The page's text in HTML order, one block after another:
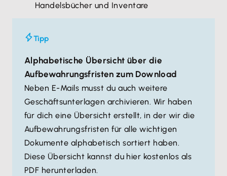
Handelsbücher und Inventare
Tipp
Alphabetische Übersicht über die
Aufbewahrungsfristen zum Download
Neben E-Mails musst du auch weitere
Geschäftsunterlagen archivieren. Wir haben
für dich eine Übersicht erstellt, in der wir die
Aufbewahrungsfristen für alle wichtigen
Dokumente alphabetisch sortiert haben.
Diese Übersicht kannst du hier kostenlos als
PDF herunterladen.